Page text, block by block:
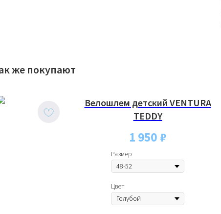
же покупают
Велошлем детский VENTURА
TEDDY
1 950 ₽
Размер
Цвет